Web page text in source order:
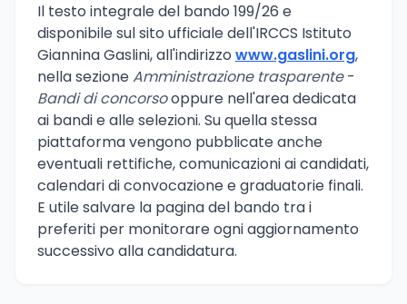
Il testo integrale del bando 199/26 e
disponibile sul sito ufficiale dell'IRCCS Istituto
Giannina Gaslini, all'indirizzo www.gaslini.org,
nella sezioneAmministrazione trasparente-
Bandi di concorsooppure nell'area dedicata
ai bandi e alle selezioni. Su quella stessa
piattaforma vengono pubblicate anche
eventuali rettifiche, comunicazioni ai candidati,
calendari di convocazione e graduatorie finali.
E utile salvare la pagina del bando tra i
preferiti per monitorare ogni aggiornamento
successivo alla candidatura.